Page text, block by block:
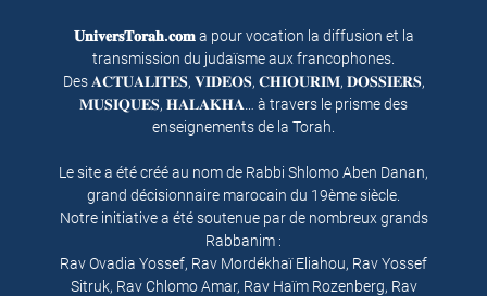
𝐔𝐧𝐢𝐯𝐞𝐫𝐬𝐓𝐨𝐫𝐚𝐡.𝐜𝐨𝐦a pour vocation la diffusion et la
transmission du judaïsme aux francophones.
Des 𝐀𝐂𝐓𝐔𝐀𝐋𝐈𝐓𝐄𝐒, 𝐕𝐈𝐃𝐄𝐎𝐒, 𝐂𝐇𝐈𝐎𝐔𝐑𝐈𝐌, 𝐃𝐎𝐒𝐒𝐈𝐄𝐑𝐒,
𝐌𝐔𝐒𝐈𝐐𝐔𝐄𝐒, 𝐇𝐀𝐋𝐀𝐊𝐇𝐀… à travers le prisme des
enseignements de la Torah.
Le site a été créé au nom de Rabbi Shlomo Aben Danan,
grand décisionnaire marocain du 19ème siècle.
Notre initiative a été soutenue par de nombreux grands
Rabbanim :
Rav Ovadia Yossef, Rav Mordékhaï Eliahou, Rav Yossef
Sitruk, Rav Chlomo Amar, Rav Haïm Rozenberg, Rav